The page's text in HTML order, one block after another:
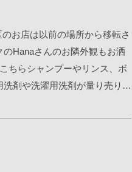
住みます芸人ダブルウィッシ
向けて、最新のお部屋情報や
匹敵！暑い国なのでモノによ
のもありますがこれはヒット
っとしているクッキー柔らか
はまると思われます！カント
メです！ こちらのゼリート
ーッド！冷凍で食べるのがオ
稿：ホーチミン在住のちょこ
はこれです！ 今回わたしは
のお味も選択できます。全部
飲むより遥かにお安い！そし
ライバーさんが運んできてく
に入ってフリー6缶は袋に入
でみましたが、私はこちらの
お店は以前の場所から移転さ
Hanaさんのお隣外観もお洒
ちらシャンプーやリンス、ボ
剤や洗濯用洗剤が量り売りさ
た！もちろん家からボトルを